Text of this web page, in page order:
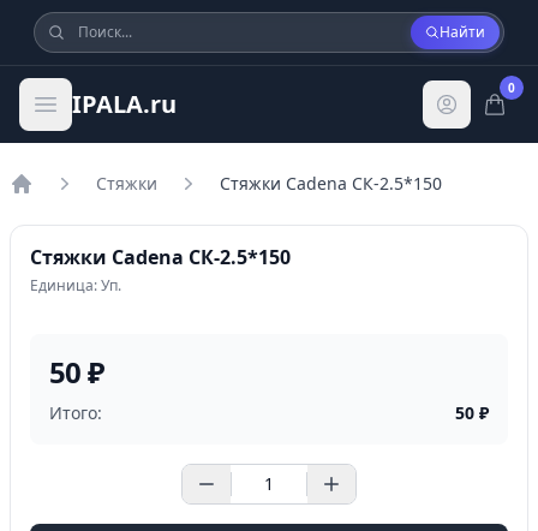
Найти
IPALA.ru
0
Стяжки Стяжки Cadena СК-2.5*150
Стяжки Cadena СК-2.5*150
Единица: Уп.
50 ₽
Итого: 50 ₽